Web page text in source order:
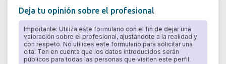
Deja tu opinión sobre el profesional
Importante: Utiliza este formulario con el fin de dejar una
valoración sobre el profesional, ajustándote a la realidad y
con respeto. No utilices este formulario para solicitar una
cita. Ten en cuenta que los datos introducidos serán
públicos para todas las personas que visiten este perfil.